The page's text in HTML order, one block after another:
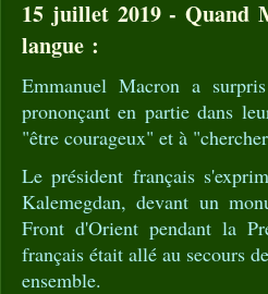
15 juillet 2019 - Quand
langue :
Emmanuel Macron a
prononçant en partie dans
"être courageux" et à
Le président français
Kalemegdan, devant un
Front d'Orient pendant la
français était allé au secours
ensemble.